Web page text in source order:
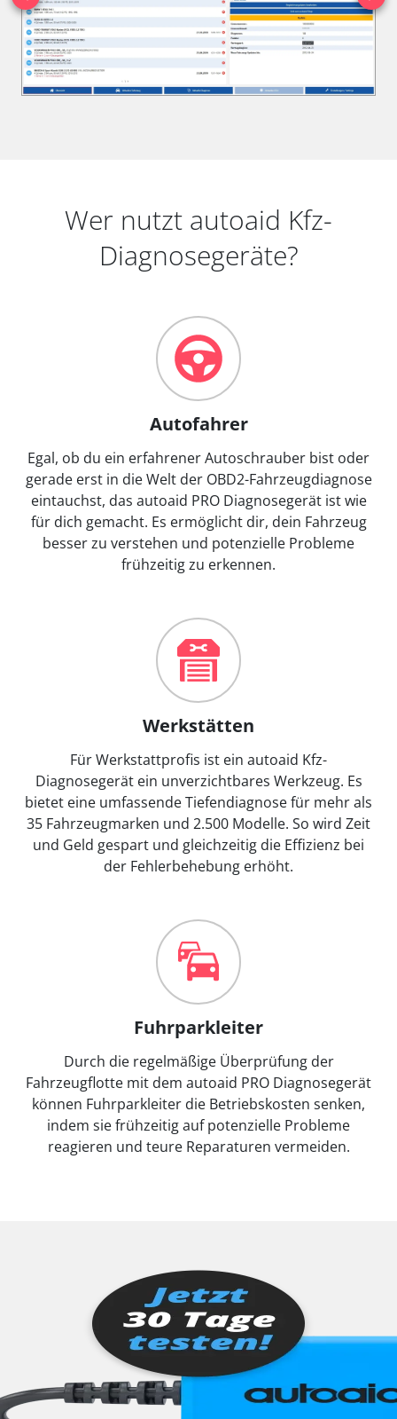
Wer nutzt autoaid Kfz-
Diagnosegeräte?
Autofahrer
Egal, ob du ein erfahrener Autoschrauber bist oder
gerade erst in die Welt der OBD2-Fahrzeugdiagnose
eintauchst, das autoaid PRO Diagnosegerät ist wie
für dich gemacht. Es ermöglicht dir, dein Fahrzeug
besser zu verstehen und potenzielle Probleme
frühzeitig zu erkennen.
Werkstätten
Für Werkstattprofis ist ein autoaid Kfz-
Diagnosegerät ein unverzichtbares Werkzeug. Es
bietet eine umfassende Tiefendiagnose für mehr als
35 Fahrzeugmarken und 2.500 Modelle. So wird Zeit
und Geld gespart und gleichzeitig die Effizienz bei
der Fehlerbehebung erhöht.
Fuhrparkleiter
Durch die regelmäßige Überprüfung der
Fahrzeugflotte mit dem autoaid PRO Diagnosegerät
können Fuhrparkleiter die Betriebskosten senken,
indem sie frühzeitig auf potenzielle Probleme
reagieren und teure Reparaturen vermeiden.